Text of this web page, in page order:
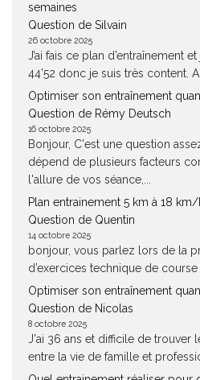
semaines
Question de Silvain
26 octobre 2025
J’ai fais ce plan d’entraînement
44’52 donc je suis très content. A
Optimiser son entraînement
Question de Rémy Deutsch
16 octobre 2025
Bonjour, C'est une question
dépend de plusieurs facteurs
l'allure de vos séance,...
Plan entrainement 5 km à 18
Question de Quentin
14 octobre 2025
bonjour, vous parlez lors de la
d’exercices technique de course
Optimiser son entraînement
Question de Nicolas
8 octobre 2025
J'ai 36 ans et difficile de trouver
entre la vie de famille et